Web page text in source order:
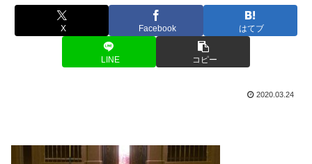
X Facebook はてブ
LINE コピー
2020.03.24